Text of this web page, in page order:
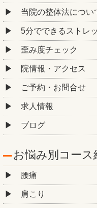
当院の整体法につい
5分でできるストレ
歪み度チェック
院情報・アクセス
ご予約・お問合せ
求人情報
ブログ
お悩み別コース
腰痛
肩こり